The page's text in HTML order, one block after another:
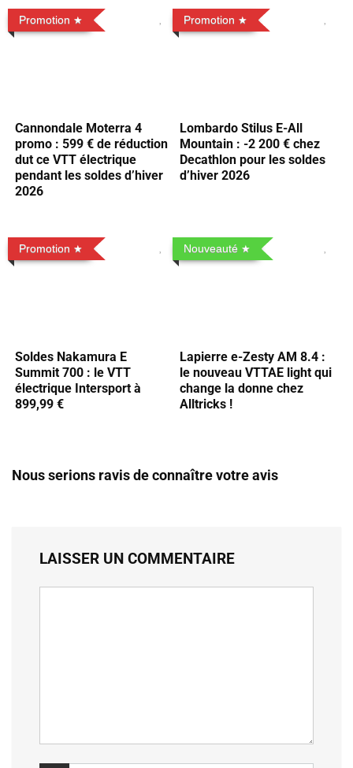
Promotion
Cannondale Moterra 4
promo : 599 € de réduction
dut ce VTT électrique
pendant les soldes d’hiver
2026
Promotion
Lombardo Stilus E-All
Mountain : -2 200 € chez
Decathlon pour les soldes
d’hiver 2026
Promotion
Soldes Nakamura E
Summit 700 : le VTT
électrique Intersport à
899,99 €
Nouveauté
Lapierre e-Zesty AM 8.4 :
le nouveau VTTAE light qui
change la donne chez
Alltricks !
Nous serions ravis de connaître votre avis
LAISSER UN COMMENTAIRE